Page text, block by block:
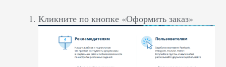
Кликните по кнопке «Оформить заказ»